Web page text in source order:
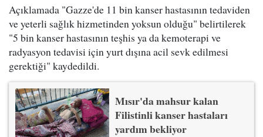
Açıklamada "Gazze'de 11 bin kanser hastasının tedaviden
ve yeterli sağlık hizmetinden yoksun olduğu" belirtilerek
"5 bin kanser hastasının teşhis ya da kemoterapi ve
radyasyon tedavisi için yurt dışına acil sevk edilmesi
gerektiği" kaydedildi.
Mısır'da mahsur kalan
Filistinli kanser hastaları
yardım bekliyor